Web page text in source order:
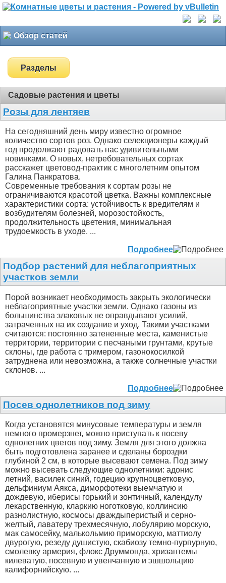
Обзор статей
Разделы
Садовые растения и цветы
Розы для лентяев
На сегодняшний день миру известно огромное
количество сортов роз. Однако селекционеры каждый
год продолжают радовать нас удивительными
новинками. О новых, нетребовательных сортах
расскажет цветовод-практик с многолетним опытом
Галина Панкратова.
Современные требования к сортам розы не
ограничиваются красотой цветка. Важны комплексные
характеристики сорта: устойчивость к вредителям и
возбудителям болезней, морозостойкость,
продолжительность цветения, минимальная
трудоемкость в уходе. ...
Подробнее
Подбор растений для неблагоприятных
участков земли
Порой возникает необходимость закрыть экологически
неблагоприятные участки земли. Однако газоны из
большинства злаковых не оправдывают усилий,
затраченных на их создание и уход. Такими участками
считаются: постоянно затененные места, каменистые
территории, территории с песчаными грунтами, крутые
склоны, где работа с тримером, газонокосилкой
затруднена или невозможна, а также солнечные участки
склонов. ...
Подробнее
Посев однолетников под зиму
Когда установятся минусовые температуры и земля
немного промерзнет, можно приступать к посеву
однолетних цветов под зиму. Земля для этого должна
быть подготовлена заранее и сделаны бороздки
глубиной 2 см, в которые высевают семена. Под зиму
можно высевать следующие однолетники: адонис
летний, василек синий, годецию крупноцветковую,
дельфиниум Аякса, диморфотеки выемчатую и
дождевую, иберисы горький и зонтичный, календулу
лекарственную, кларкию ноготковую, коллинсию
разнолистную, космосы дваждыперистый и серно-
желтый, лаватеру трехмесячную, лобулярию морскую,
мак самосейку, малькольмию приморскую, маттиолу
двурогую, резеду душистую, скабиозу темно-пурпурную,
смолевку армерия, флокс Друммонда, хризантемы
килеватую, посевную и увенчанную и эшшольцию
калифорнийскую. ...